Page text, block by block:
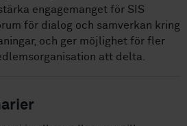
engagemanget för SIS
för dialog och samverkan kring
och ger möjlighet för fler
att delta.